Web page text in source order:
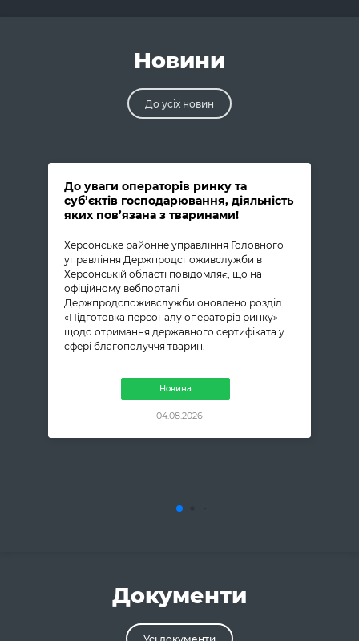
Новини
До усiх новин
До уваги операторів ринку та
суб’єктів господарювання, діяльність
яких пов’язана з тваринами!
Херсонське районне управління Головного
управління Держпродспоживслужби в
Херсонській області повідомляє, що на
офіційному вебпорталі
Держпродспоживслужби оновлено розділ
«Підготовка персоналу операторів ринку»
щодо отримання державного сертифіката у
сфері благополуччя тварин.
Новина
04.08.2026
Документи